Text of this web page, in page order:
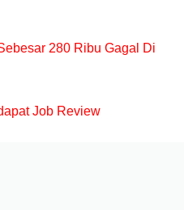
280 Ribu Gagal Di
Job Review